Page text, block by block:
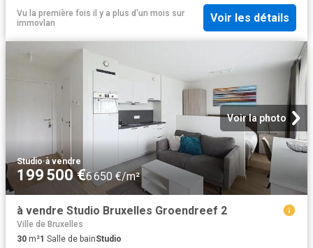
Vu la première fois il y a plus d'un mois sur
immovlan
Voir les détails
Voir la photo
Studio·à vendre
199 500 €6 650 €/m²
à vendre Studio Bruxelles Groendreef 2
Ville de Bruxelles
30 m²1 Salle de bainStudio